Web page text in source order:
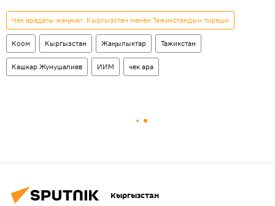
Чек арадагы жаңжал. Кыргызстан менен Тажикстандын тиреши
Коом Кыргызстан Жаңылыктар Тажикстан
Кашкар Жунушалиев ИИМ чек ара
Кыргызстан